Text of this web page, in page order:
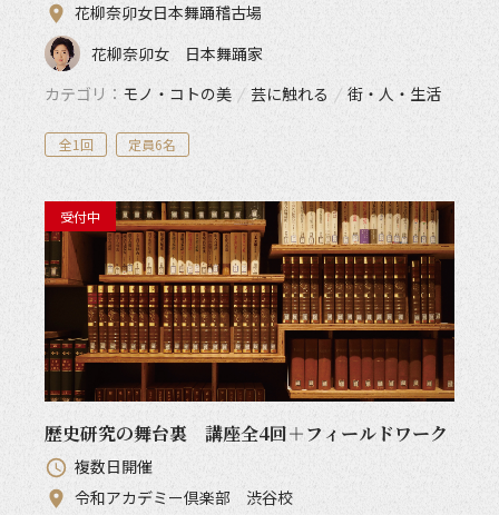
花柳奈卯女日本舞踊稽古場
花柳奈卯女 日本舞踊家
カテゴリ
モノ・コトの美 / 芸に触れる / 街・人・生活
全1回 定員6名
受付中
歴史研究の舞台裏 講座全4回＋フィールドワーク
複数日開催
令和アカデミー倶楽部 渋谷校